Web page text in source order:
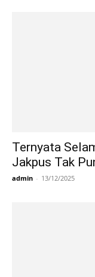
Ternyata
Jakpus Tak
admin - 13/12/2025